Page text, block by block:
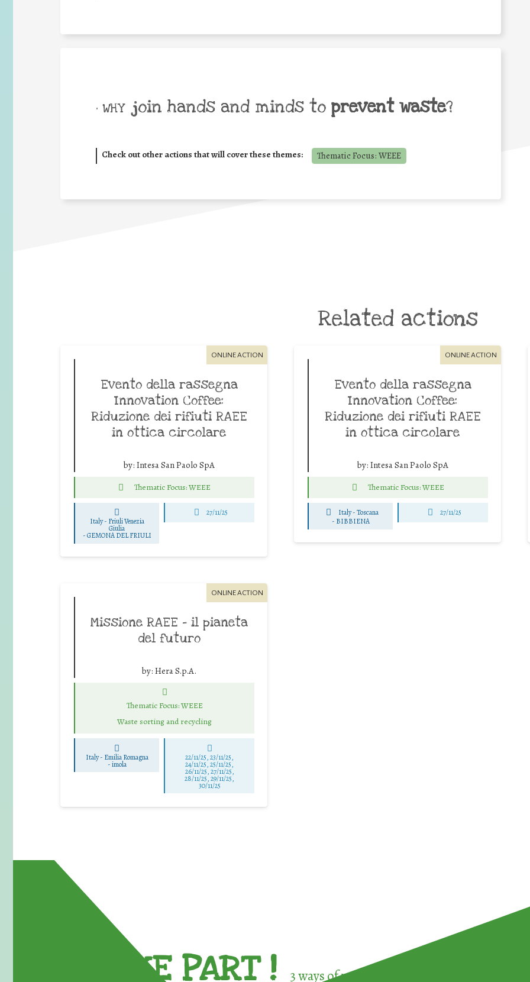
• WHY join hands and minds to prevent waste?
Check out other actions that will cover these themes: Thematic Focus: WEEE
Related actions
ONLINE ACTION
Evento della rassegna
Innovation Coffee:
Riduzione dei rifiuti RAEE
in ottica circolare
by: Intesa San Paolo SpA
Thematic Focus: WEEE
Italy - Friuli Venezia
Giulia
-GEMONA DEL FRIULI
27/11/25
ONLINE ACTION
Evento della rassegna
Innovation Coffee:
Riduzione dei rifiuti RAEE
in ottica circolare
by: Intesa San Paolo SpA
Thematic Focus: WEEE
Italy - Toscana
- BIBBIENA
27/11/25
ONLINE ACTION
Missione RAEE – il pianeta
del futuro
by: Hera S.p.A.
Thematic Focus: WEEE
Waste sorting and recycling
Italy - Emilia Romagna
-imola
22/11/25,23/11/25,
24/11/25,25/11/25,
26/11/25,27/11/25,
28/11/25,29/11/25,
30/11/25
TAKE PART ! 3 ways of participating in the